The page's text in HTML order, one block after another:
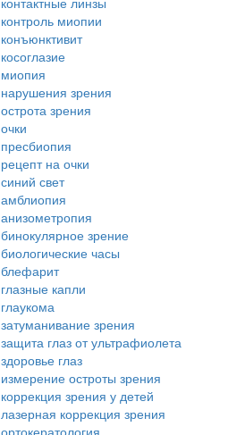
контроль миопии
конъюнктивит
косоглазие
миопия
нарушения зрения
острота зрения
очки
пресбиопия
рецепт на очки
синий свет
амблиопия
анизометропия
бинокулярное зрение
биологические часы
блефарит
глазные капли
глаукома
затуманивание зрения
защита глаз от ультрафиолета
здоровье глаз
измерение остроты зрения
коррекция зрения у детей
лазерная коррекция зрения